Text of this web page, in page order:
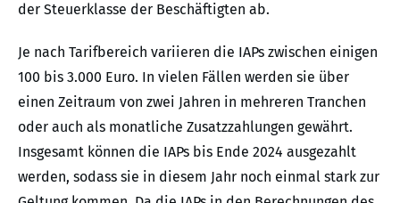
der Steuerklasse der Beschäftigten ab.
Je nach Tarifbereich variieren die IAPs zwischen einigen
100 bis 3.000 Euro. In vielen Fällen werden sie über
einen Zeitraum von zwei Jahren in mehreren Tranchen
oder auch als monatliche Zusatzzahlungen gewährt.
Insgesamt können die IAPs bis Ende 2024 ausgezahlt
werden, sodass sie in diesem Jahr noch einmal stark zur